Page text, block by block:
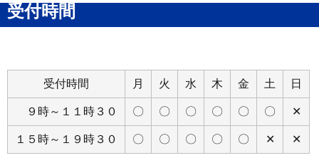
受付時間
受付時間 月 火 水 木 金 土 日
９時～１１時３０ 〇 〇 〇 〇 〇 〇 ✕
１５時～１９時３０ 〇 〇 〇 〇 〇 ✕ ✕